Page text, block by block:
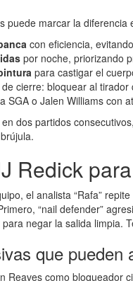
puede marcar la diferencia
con eficiencia,
por noche, priorizando
para castigar el
de cierre: bloquear al
a SGA o Jalen Williams con
dos partidos
Redick
el analista “Rafa”
“nail defender”
negar la salida limpia.
que pueden
Reaves como